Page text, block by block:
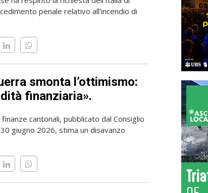
penale relativo all'incendio di
smonta l’ottimismo:
finanziaria».
cantonali, pubblicato dal Consiglio
giugno 2026, stima un disavanzo